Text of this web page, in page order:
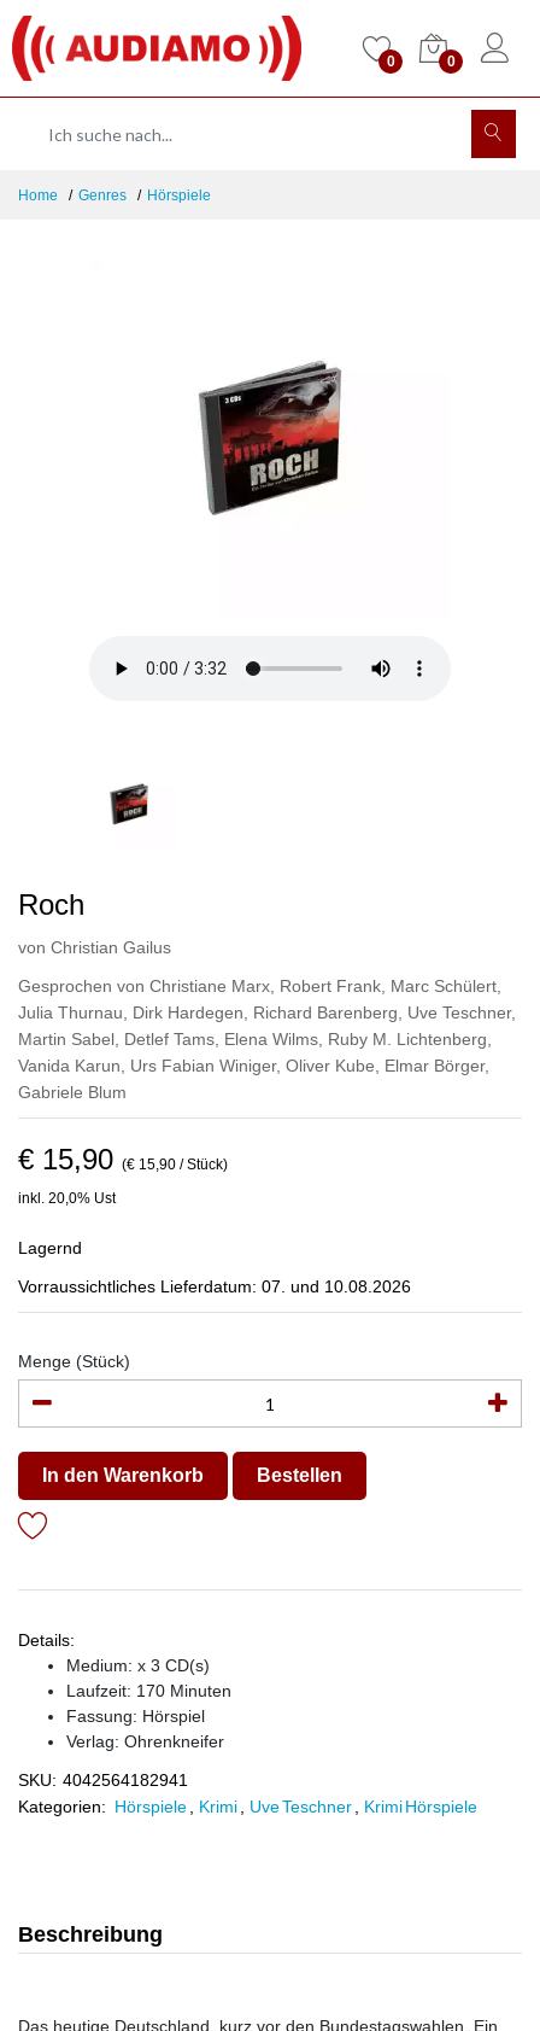
0 0
Home Genres Hörspiele
Roch
von Christian Gailus
Gesprochen von Christiane Marx Robert Frank Marc Schülert
Julia Thurnau
Dirk Hardegen Richard Barenberg Uve Teschner,
Martin Sabel Detlef Tams Elena Wilms Ruby M. Lichtenberg
Vanida Karun
Urs Fabian Winiger, Oliver Kube Elmar Börger,
Gabriele Blum
€ 15,90 (€ 15,90 / Stück)
inkl. 20,0% Ust
Lagernd
Vorraussichtliches Lieferdatum: 07. und 10.08.2026
Menge (Stück)
In den Warenkorb Bestellen
Details:
Medium: x 3 CD(s)
Laufzeit: 170 Minuten
Fassung: Hörspiel
Verlag: Ohrenkneifer
SKU: 4042564182941
Kategorien: Hörspiele Krimi Uve Teschner Krimi Hörspiele
Beschreibung
Das heutige Deutschland, kurz vor den Bundestagswahlen. Ein